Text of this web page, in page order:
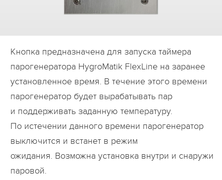
Кнопка предназначена для запуска таймера
парогенератора HygroMatik FlexLine на заранее
установленное время. В течение этого времени
парогенератор будет вырабатывать пар
и поддерживать заданную температуру.
По истечении данного времени парогенератор
выключится и встанет в режим
ожидания. Возможна установка внутри и снаружи
паровой.